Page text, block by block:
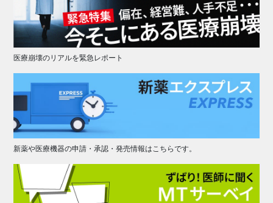
医療崩壊のリアルを緊急レポート
新薬や医療機器の申請・承認・発売情報はこちらです。